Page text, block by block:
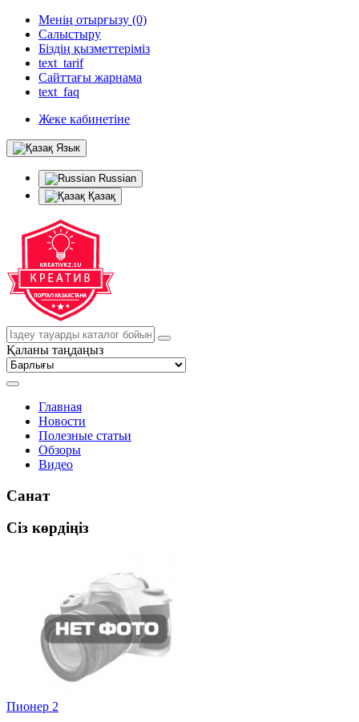
Менің отырғызу (0)
Салыстыру
Біздің қызметтеріміз
text_tarif
Сайттағы жарнама
text_faq
Жеке кабинетіне
Язык
Russian
Қазақ
Қаланы таңдаңыз
Главная
Новости
Полезные статьи
Обзоры
Видео
Санат
Сіз көрдіңіз
Пионер 2